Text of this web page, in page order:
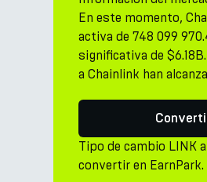
En este momento,
activa de 748 099
significativa de
a Chainlink han
Tipo de cambio LINK
convertir en EarnPark.